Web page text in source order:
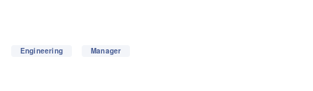
Engineering Manager